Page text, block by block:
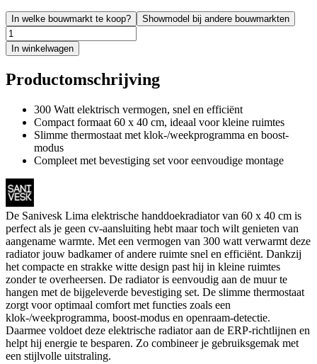
In welke bouwmarkt te koop? Showmodel bij andere bouwmarkten
In winkelwagen
Productomschrijving
300 Watt elektrisch vermogen, snel en efficiënt
Compact formaat 60 x 40 cm, ideaal voor kleine ruimtes
Slimme thermostaat met klok-/weekprogramma en boost-
modus
Compleet met bevestiging set voor eenvoudige montage
De Sanivesk Lima elektrische handdoekradiator van 60 x 40 cm is
perfect als je geen cv-aansluiting hebt maar toch wilt genieten van
aangename warmte. Met een vermogen van 300 watt verwarmt deze
radiator jouw badkamer of andere ruimte snel en efficiënt. Dankzij
het compacte en strakke witte design past hij in kleine ruimtes
zonder te overheersen. De radiator is eenvoudig aan de muur te
hangen met de bijgeleverde bevestiging set. De slimme thermostaat
zorgt voor optimaal comfort met functies zoals een
klok-/weekprogramma, boost-modus en openraam-detectie.
Daarmee voldoet deze elektrische radiator aan de ERP-richtlijnen en
helpt hij energie te besparen. Zo combineer je gebruiksgemak met
een stijlvolle uitstraling.